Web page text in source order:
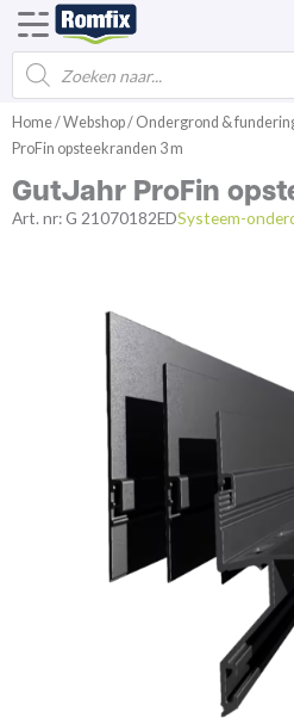
Spring
naar
de
inhoud
Products
searchVoegmortel
Home/Webshop/ Ondergrond &
ProFin opsteekranden 3 m
GutJahr ProFin
Art. nr:G 21070182EDSysteem-